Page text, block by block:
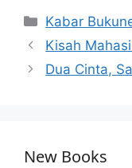
at
s
A
c
e
b
k
Categories
Kabar
Kisah
Dua Cinta,
New Books